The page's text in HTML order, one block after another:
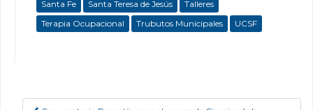
Santa Fe
Santa Teresa de Jesús
Talleres
Terapia Ocupacional
Trubutos Municipales UCSF